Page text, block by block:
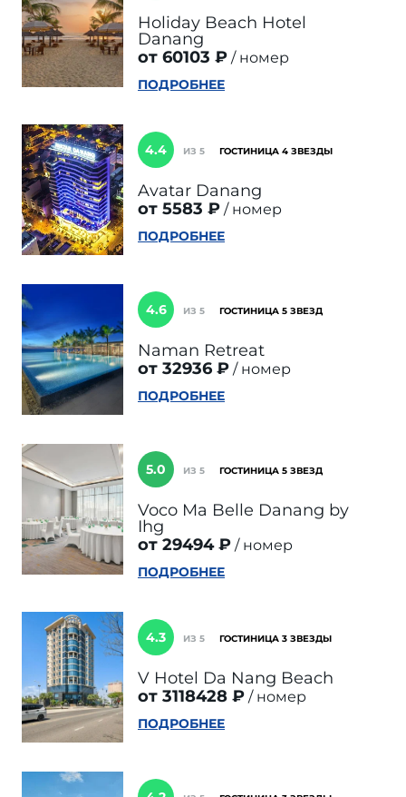
Holiday Beach Hotel
Danang
от 60103 ₽
номер
ПОДРОБНЕЕ
4.4 ИЗ 5 ГОСТИНИЦА 4 ЗВЕЗДЫ
Avatar Danang
от 5583 ₽
номер
ПОДРОБНЕЕ
4.6 ИЗ 5 ГОСТИНИЦА 5 ЗВЕЗД
Naman Retreat
от 32936 ₽
номер
ПОДРОБНЕЕ
5.0 ИЗ 5 ГОСТИНИЦА 5 ЗВЕЗД
Voco Ma Belle Danang by
Ihg
от 29494 ₽
номер
ПОДРОБНЕЕ
4.3 ИЗ 5 ГОСТИНИЦА 3 ЗВЕЗДЫ
V Hotel Da Nang Beach
от 3118428 ₽
номер
ПОДРОБНЕЕ